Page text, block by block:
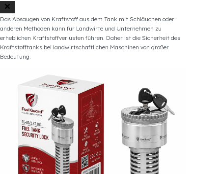
Feldern, in offenen Bereichen und an unkontrollierten Standorten
betrieben werden, sind Ziel von Diebstahlversuchen.
Das Absaugen von Kraftstoff aus dem Tank mit Schläuchen oder
anderen Methoden kann für Landwirte und Unternehmen zu
erheblichen Kraftstoffverlusten führen. Daher ist die Sicherheit des
Kraftstofftanks bei landwirtschaftlichen Maschinen von großer
Bedeutung.